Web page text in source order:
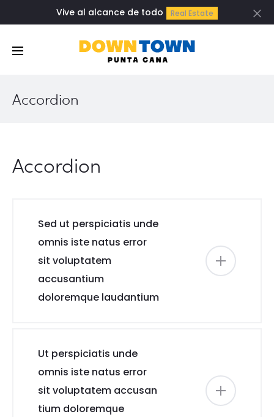
Vive al alcance de todo Real Estate
Accordion
Accordion
Sed ut perspiciatis unde
omnis iste natus error
sit voluptatem
accusantium
doloremque laudantium
Ut perspiciatis unde
omnis iste natus error
sit voluptatem accusan
tium doloremque